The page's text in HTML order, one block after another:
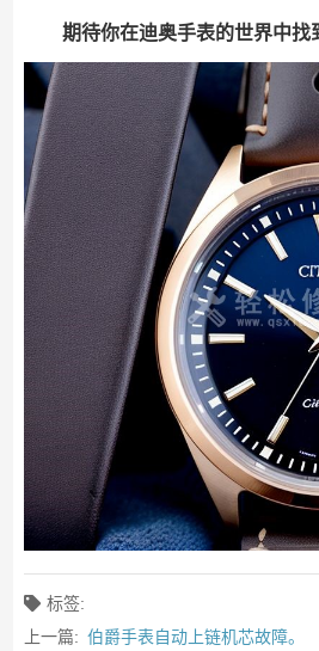
期待你在迪奥手表的世界中找
标签:
上一篇: 伯爵手表自动上链机芯故障。